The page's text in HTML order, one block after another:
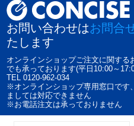
お問い合わせはお問合
たします
オンラインショップご注文に関す
でも承っております(平日10:00～
TEL 0120-962-034
※オンラインショップ専用窓口です
ましては対応できません
※お電話注文は承っておりません